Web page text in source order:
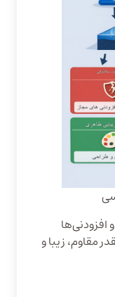
مقاوم، زیبا و